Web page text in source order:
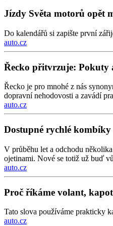
Jízdy Světa motorů opět
Do kalendářů si zapište první
auto.cz
Řecko přitvrzuje: Pokuty
Řecko je pro mnohé z nás
dopravní nehodovosti a zavádí
auto.cz
Dostupné rychlé
V průběhu let a odchodu
ojetinami. Nové se totiž už buď
auto.cz
Proč říkáme volant,
Tato slova používáme prakticky
auto.cz